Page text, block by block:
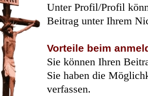
Unter Profil/Profil
Beitrag unter Ihrem
Vorteile beim
Sie können Ihren
Sie haben die
verfassen.